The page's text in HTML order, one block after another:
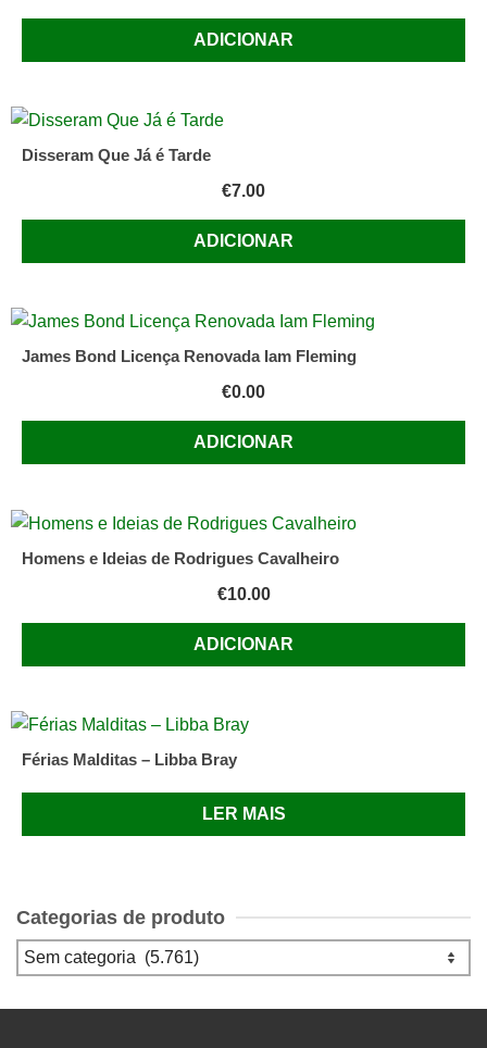
ADICIONAR
Disseram Que Já é Tarde
€7.00
ADICIONAR
James Bond Licença Renovada Iam Fleming
€0.00
ADICIONAR
Homens e Ideias de Rodrigues Cavalheiro
€10.00
ADICIONAR
Férias Malditas – Libba Bray
LER MAIS
Categorias de produto